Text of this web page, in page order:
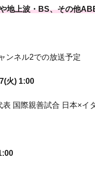
地上波・BS、その他
ンネル2での放送予定
火) 1:00
国際親善試合 日本×イ